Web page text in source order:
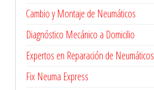
Cambio y Montaje de Neumáticos
Diagnóstico Mecánico a Domicilio
Expertos en Reparación de Neumáticos
Fix Neuma Express